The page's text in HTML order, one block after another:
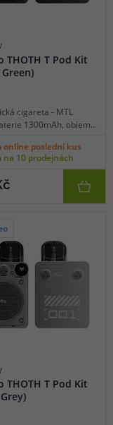
THOTH T Pod Kit
cigareta - MTL
1300mAh, objem
výkon až
USB-C, regulace
kovové tělo,
online poslední kus
na 10 prodejnách
THOTH T Pod Kit